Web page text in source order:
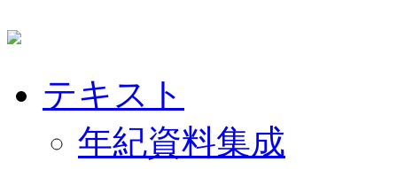
テキスト
年紀資料集成